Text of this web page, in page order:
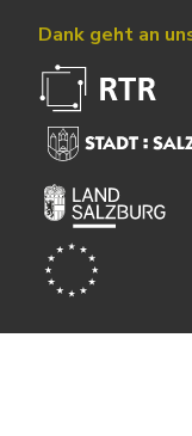
Dank geht an